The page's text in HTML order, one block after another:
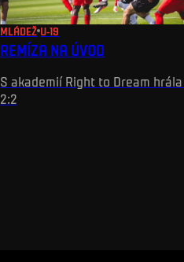
MLÁDEŽ U-19
REMÍZA NA ÚVOD
S akademií Right to Dream hrála
2:2